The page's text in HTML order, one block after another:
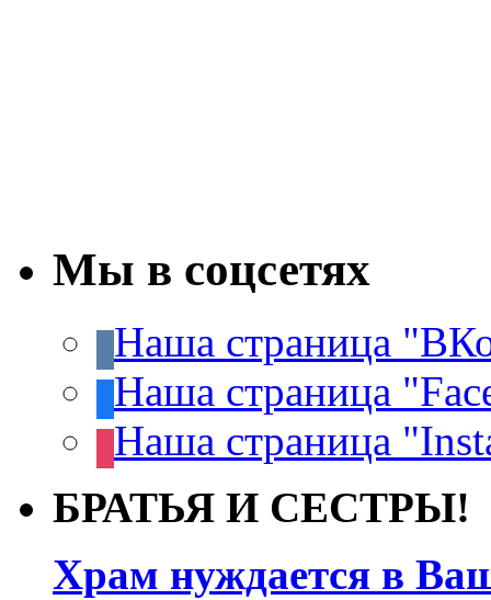
Мы в соцсетях
Наша страница
Наша страница
Наша страница
БРАТЬЯ И СЕСТРЫ!
Храм нуждается в